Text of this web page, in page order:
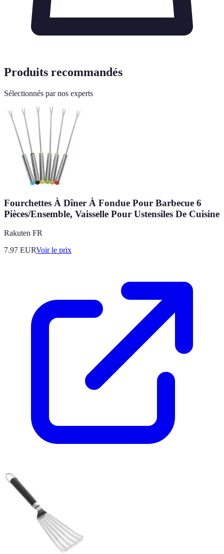
Produits recommandés
Sélectionnés par nos experts
Fourchettes À Dîner À Fondue Pour Barbecue 6
Pièces/Ensemble, Vaisselle Pour Ustensiles De Cuisine
Rakuten FR
7.97 EURVoir le prix